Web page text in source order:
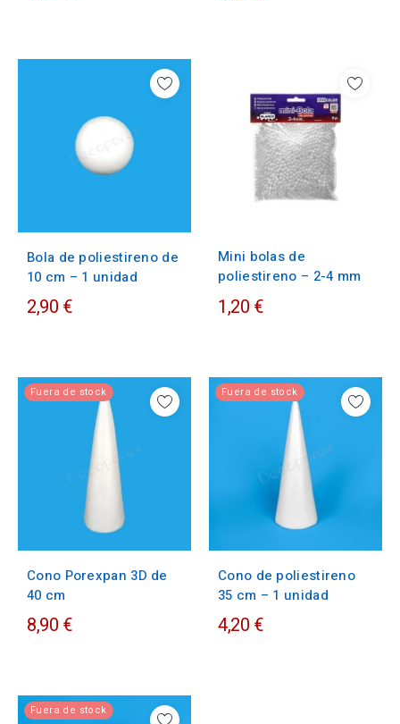
Bola de poliestireno de
10 cm – 1 unidad
2,90 €
Mini bolas de
poliestireno – 2-4 mm
1,20 €
Fuera de stock
Cono Porexpan 3D de
40 cm
8,90 €
Fuera de stock
Cono de poliestireno
35 cm – 1 unidad
4,20 €
Fuera de stock